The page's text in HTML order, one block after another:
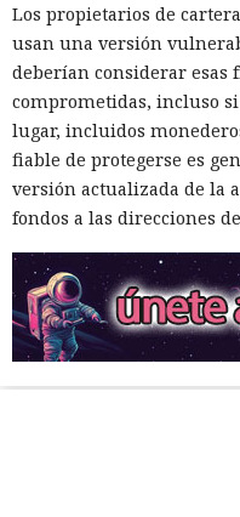
Los propietarios de
usan una versión
deberían considerar esas
comprometidas, incluso
lugar, incluidos
fiable de protegerse es
versión actualizada de la
fondos a las direcciones